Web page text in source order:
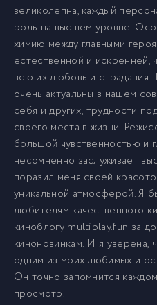
великолепна, каждый
роль на высшем уровне.
химию между главными
естественной и искренней,
всю их любовь и страдания.
очень актуальны в нашем
себя и других, трудности
своего места в жизни.
большой чувственностью и
несомненно заслуживает
поразил меня своей
уникальной атмосферой. Я
любителям качественного
киноблогу multiplay.fun за
киноновинкам. И я уверена,
одним из моих любимых и
Он точно запомнится
просмотр.